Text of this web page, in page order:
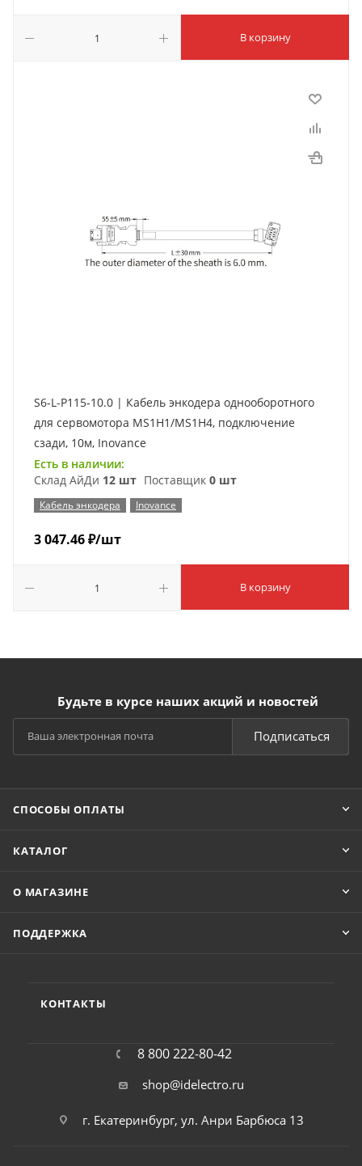
В корзину
S6-L-P115-10.0 | Кабель энкодера однооборотного
для сервомотора MS1H1/MS1H4, подключение
сзади, 10м, Inovance
Есть в наличии:
Склад АйДи 12 шт Поставщик 0 шт
Кабель энкодера Inovance
3 047.46₽/шт
В корзину
Будьте в курсе наших акций и новостей
Подписаться
СПОСОБЫ ОПЛАТЫ
КАТАЛОГ
О МАГАЗИНЕ
ПОДДЕРЖКА
КОНТАКТЫ
8 800 222-80-42
shop@idelectro.ru
г. Екатеринбург, ул. Анри Барбюса 13